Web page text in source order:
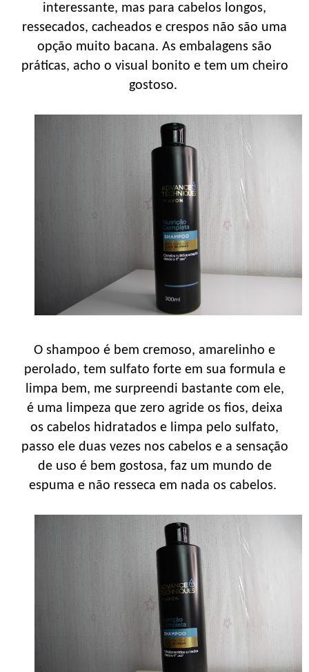
interessante, mas para cabelos longos,
ressecados, cacheados e crespos não são uma
opção muito bacana. As embalagens são
práticas, acho o visual bonito e tem um cheiro
gostoso.
O shampoo é bem cremoso, amarelinho e
perolado, tem sulfato forte em sua formula e
limpa bem, me surpreendi bastante com ele,
é uma limpeza que zero agride os fios, deixa
os cabelos hidratados e limpa pelo sulfato,
passo ele duas vezes nos cabelos e a sensação
de uso é bem gostosa, faz um mundo de
espuma e não resseca em nada os cabelos.